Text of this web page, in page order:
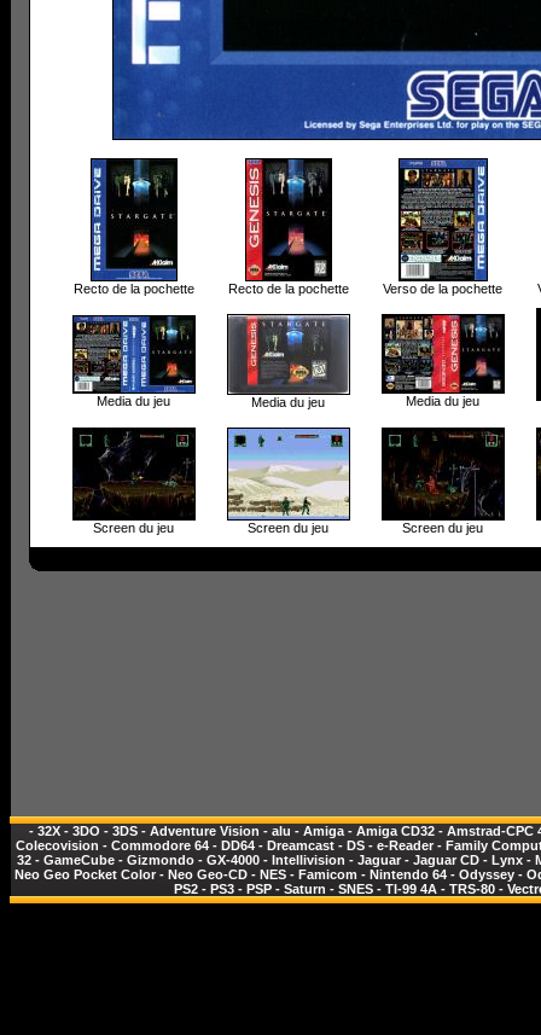
Recto de la pochette Recto de la pochette Verso de la pochette
Media du jeu Media du jeu Media du jeu
Screen du jeu Screen du jeu Screen du jeu
- 32X - 3DO - 3DS - Adventure Vision - alu - Amiga - Amiga CD32 - Amstrad-CPC
Colecovision - Commodore 64- DD64- Dreamcast- DS- e-Reader- Family
32 - GameCube - Gizmondo - GX-4000 - Intellivision - Jaguar - Jaguar CD - Lynx -
Neo Geo Pocket Color - Neo Geo-CD - NES - Famicom - Nintendo 64 - Odyssey -
PS2 - PS3 - PSP - Saturn - SNES - TI-99 4A - TRS-80 -